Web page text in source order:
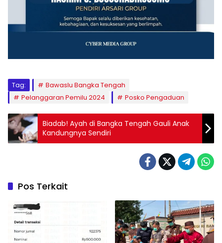
Tag:
Bawaslu Bangka Tengah
Pelanggaran Pemilu 2024
Posko Pengaduan
Biadab! Ayah di Bangka Tengah Gauli Anak
Kandungnya Sendiri
Pos Terkait